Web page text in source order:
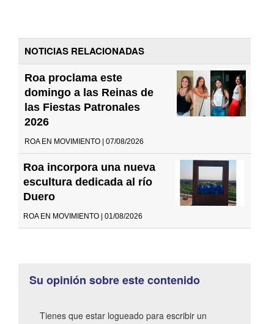
NOTICIAS RELACIONADAS
Roa proclama este
domingo a las Reinas de
las Fiestas Patronales
2026
ROA EN MOVIMIENTO | 07/08/2026
Roa incorpora una nueva
escultura dedicada al río
Duero
ROA EN MOVIMIENTO | 01/08/2026
Su opinión sobre este contenido
Tienes que estar logueado para escribir un